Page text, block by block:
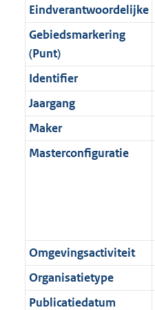
f
o
m
a
a
t
b
n
f
r
m
a
a
t
b
i
n
o
r
m
a
a
t
b
e
i
f
o
r
m
a
a
5
Eindverantwoordelijke
Gebiedsmarkering
(Punt)
Identifier
Jaargang
Maker
Masterconfiguratie
Omgevingsactiviteit
Organisatietype
Publicatiedatum